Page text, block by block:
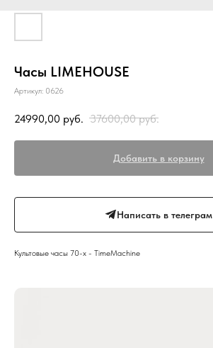
Часы LIMEHOUSE
Артикул: 0626
24990,00 руб. 37600,00 руб.
Добавить в корзину
Написать в телеграм
Культовые часы 70-х - TimeMachine